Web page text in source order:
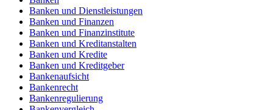
Banken und Dienstleistungen
Banken und Finanzen
Banken und Finanzinstitute
Banken und Kreditanstalten
Banken und Kredite
Banken und Kreditgeber
Bankenaufsicht
Bankenrecht
Bankenregulierung